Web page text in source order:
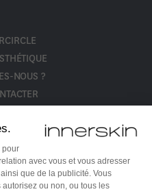
NOUS ?
ET CGV